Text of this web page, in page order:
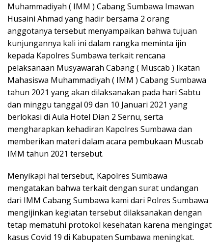
Muhammadiyah ( IMM ) Cabang Sumbawa Imawan
Husaini Ahmad yang hadir bersama 2 orang
anggotanya tersebut menyampaikan bahwa tujuan
kunjungannya kali ini dalam rangka meminta ijin
kepada Kapolres Sumbawa terkait rencana
pelaksanaan Musyawarah Cabang ( Muscab ) Ikatan
Mahasiswa Muhammadiyah ( IMM ) Cabang Sumbawa
tahun 2021 yang akan dilaksanakan pada hari Sabtu
dan minggu tanggal 09 dan 10 Januari 2021 yang
berlokasi di Aula Hotel Dian 2 Sernu, serta
mengharapkan kehadiran Kapolres Sumbawa dan
memberikan materi dalam acara pembukaan Muscab
IMM tahun 2021 tersebut.
Menyikapi hal tersebut, Kapolres Sumbawa
mengatakan bahwa terkait dengan surat undangan
dari IMM Cabang Sumbawa kami dari Polres Sumbawa
mengijinkan kegiatan tersebut dilaksanakan dengan
tetap mematuhi protokol kesehatan karena mengingat
kasus Covid 19 di Kabupaten Sumbawa meningkat.